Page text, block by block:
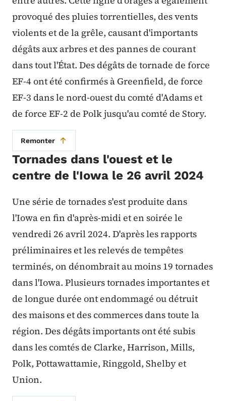
provoqué des pluies torrentielles, des vents
violents et de la grêle, causant d'importants
dégâts aux arbres et des pannes de courant
dans tout l'État. Des dégâts de tornade de force
EF-4 ont été confirmés à Greenfield, de force
EF-3 dans le nord-ouest du comté d'Adams et
de force EF-2 de Polk jusqu'au comté de Story.
Remonter
Tornades dans l'ouest et le
centre de l'Iowa le 26 avril 2024
Une série de tornades s'est produite dans
l'Iowa en fin d'après-midi et en soirée le
vendredi 26 avril 2024. D'après les rapports
préliminaires et les relevés de tempêtes
terminés, on dénombrait au moins 19 tornades
dans l'Iowa. Plusieurs tornades importantes et
de longue durée ont endommagé ou détruit
des maisons et des commerces dans toute la
région. Des dégâts importants ont été subis
dans les comtés de Clarke, Harrison, Mills,
Polk, Pottawattamie, Ringgold, Shelby et
Union.